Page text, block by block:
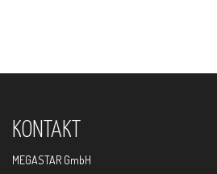
KONTAKT
MEGASTAR GmbH